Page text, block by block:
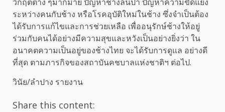
ระหว่างคนกับช้าง หรือโรคอุบัติใหม่ในช้าง ซึ่งจำเป็นต้อง
ได้รับการแก้ไขและการช่วยเหลือ เพื่ออนุรักษ์ช้างให้อยู่
ร่วมกับคนได้อย่างมีความสุขและหวังเป็นอย่างยิ่งว่า ใน
อนาคตความเป็นอยู่ของช้างไทย จะได้รับการดูแล อย่างดี
ที่สุด ตามภารกิจของสถาบันคชบาลแห่งชาติฯ ต่อไป.
วินัย/ลำปาง รายงาน
Share this content: